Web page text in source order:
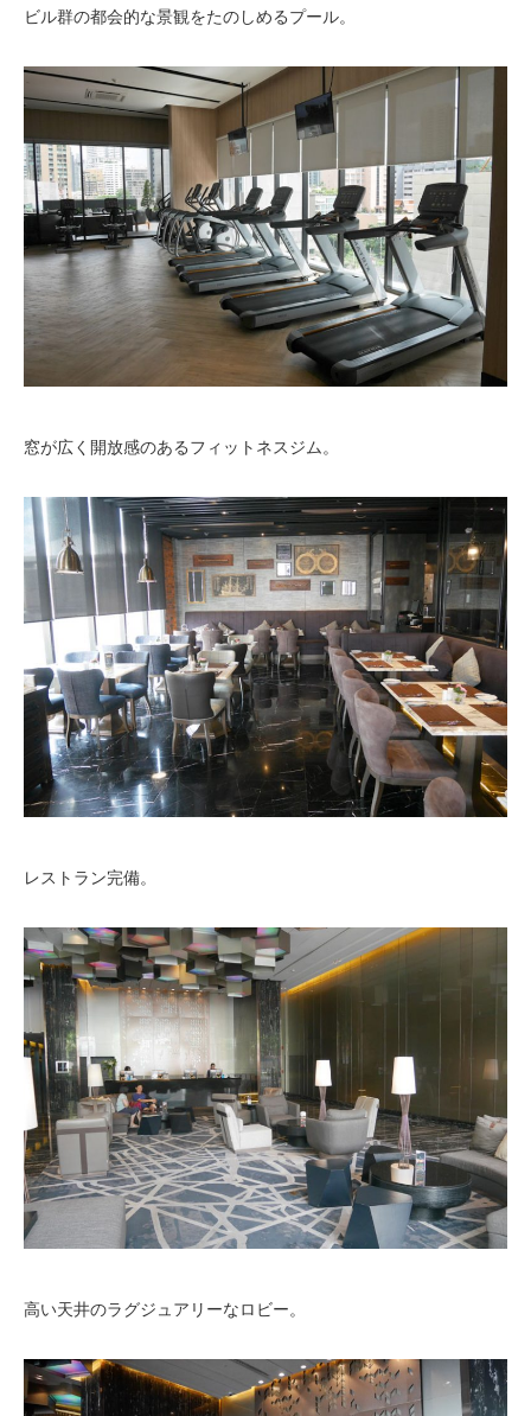
ビル群の都会的な景観をたのしめるプール。
窓が広く開放感のあるフィットネスジム。
レストラン完備。
高い天井のラグジュアリーなロビー。